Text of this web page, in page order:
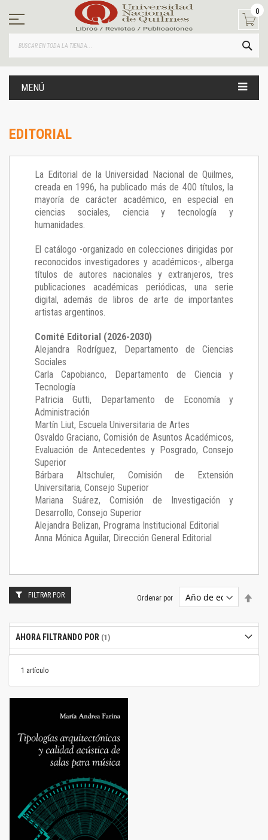
contenido
0
MENÚ
EDITORIAL
La Editorial de la Universidad Nacional de Quilmes,
creada en 1996, ha publicado más de 400 títulos, la
mayoría de carácter académico, en especial en
ciencias sociales, ciencia y tecnología y
humanidades.
El catálogo -organizado en colecciones dirigidas por
reconocidos investigadores y académicos-, alberga
títulos de autores nacionales y extranjeros, tres
publicaciones académicas periódicas, una serie
digital, además de libros de arte de importantes
artistas argentinos.
Comité Editorial (2026-2030)
Alejandra Rodríguez, Departamento de Ciencias
Sociales
Carla Capobianco, Departamento de Ciencia y
Tecnología
Patricia Gutti, Departamento de Economía y
Administración
Martín Liut, Escuela Universitaria de Artes
Osvaldo Graciano, Comisión de Asuntos Académicos,
Evaluación de Antecedentes y Posgrado, Consejo
Superior
Bárbara Altschuler, Comisión de Extensión
Universitaria, Consejo Superior
Mariana Suárez, Comisión de Investigación y
Desarrollo, Consejo Superior
Alejandra Belizan, Programa Institucional Editorial
Anna Mónica Aguilar, Dirección General Editorial
1 artículo
Ordenar por
FILTRAR POR
AHORA FILTRANDO POR